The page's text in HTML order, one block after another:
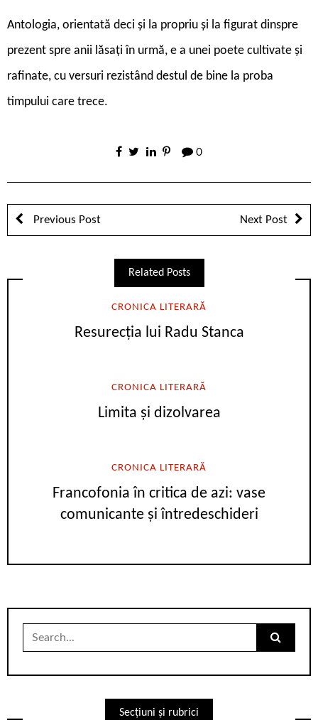
Antologia, orientată deci și la propriu și la figurat dinspre
prezent spre anii lăsați în urmă, e a unei poete cultivate și
rafinate, cu versuri rezistând destul de bine la proba
timpului care trece.
0
Previous Post Next Post
Related Posts
CRONICA LITERARĂ
Resurecția lui Radu Stanca
CRONICA LITERARĂ
Limita și dizolvarea
CRONICA LITERARĂ
Francofonia în critica de azi: vase
comunicante și întredeschideri
Search
Secțiuni și rubrici